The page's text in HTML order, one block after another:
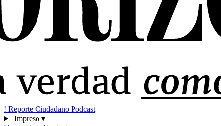
! Reporte Ciudadano Podcast
Impreso ▾